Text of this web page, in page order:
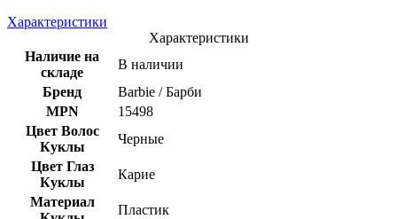
Характеристики
Характеристики
Наличие на
складе
В наличии
Бренд
Barbie / Барби
MPN
15498
Цвет Волос
Куклы
Черные
Цвет Глаз
Куклы
Карие
Материал
Пластик